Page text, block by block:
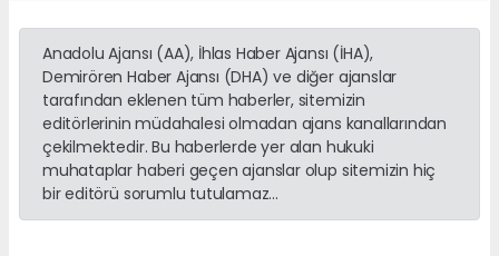
Anadolu Ajansı (AA), İhlas Haber Ajansı (İHA),
Demirören Haber Ajansı (DHA) ve diğer ajanslar
tarafından eklenen tüm haberler, sitemizin
editörlerinin müdahalesi olmadan ajans kanallarından
çekilmektedir. Bu haberlerde yer alan hukuki
muhataplar haberi geçen ajanslar olup sitemizin hiç
bir editörü sorumlu tutulamaz...